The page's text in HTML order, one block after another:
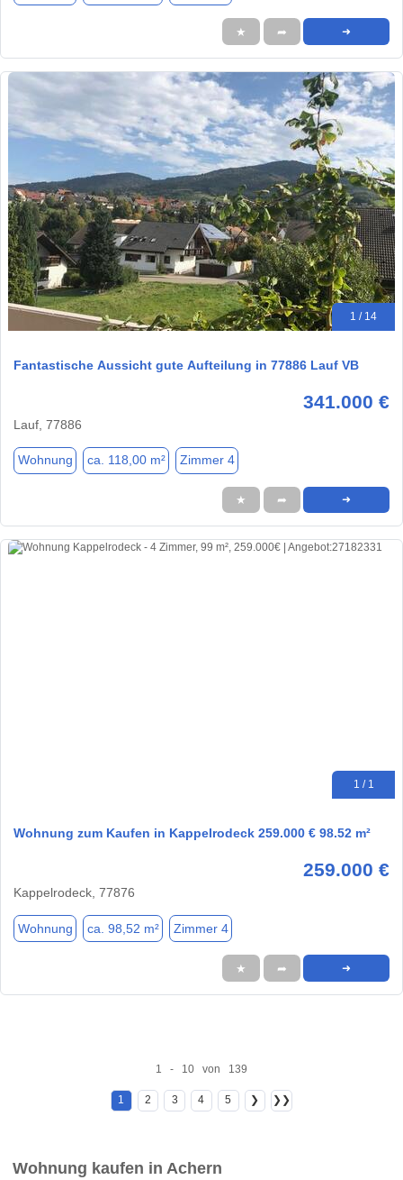
★ ➦ ➜
1 / 14
Fantastische Aussicht gute Aufteilung in 77886 Lauf VB
341.000 €
Lauf, 77886
Wohnung ca. 118,00 m² Zimmer 4
★ ➦ ➜
1 / 1
Wohnung zum Kaufen in Kappelrodeck 259.000 € 98.52 m²
259.000 €
Kappelrodeck, 77876
Wohnung ca. 98,52 m² Zimmer 4
★ ➦ ➜
1 - 10 von 139
1 2 3 4 5 ❯ ❯❯
Wohnung kaufen in Achern